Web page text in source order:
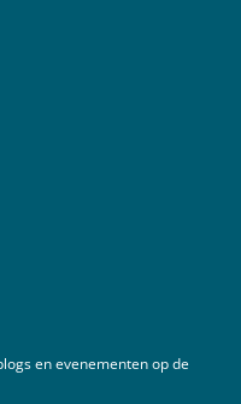
en evenementen op de